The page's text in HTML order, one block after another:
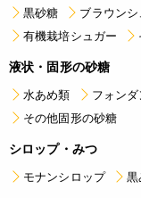
黒砂糖 ブラウン
有機栽培シュガー
液状・固形の砂糖
水あめ類 フォンダ
その他固形の砂糖
シロップ・みつ
モナンシロップ 黒